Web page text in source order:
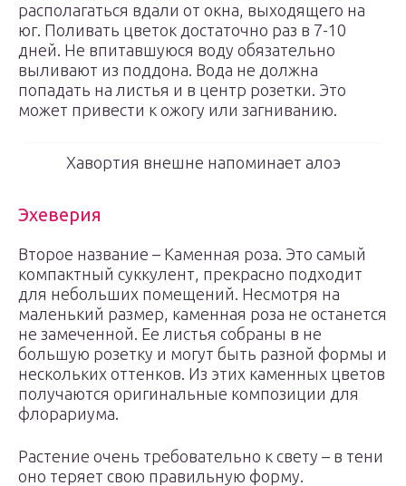
располагаться вдали от окна, выходящего на
юг. Поливать цветок достаточно раз в 7-10
дней. Не впитавшуюся воду обязательно
выливают из поддона. Вода не должна
попадать на листья и в центр розетки. Это
может привести к ожогу или загниванию.
Хавортия внешне напоминает алоэ
Эхеверия
Второе название – Каменная роза. Это самый
компактный суккулент, прекрасно подходит
для небольших помещений. Несмотря на
маленький размер, каменная роза не останется
не замеченной. Ее листья собраны в не
большую розетку и могут быть разной формы и
нескольких оттенков. Из этих каменных цветов
получаются оригинальные композиции для
флорариума.
Растение очень требовательно к свету – в тени
оно теряет свою правильную форму.